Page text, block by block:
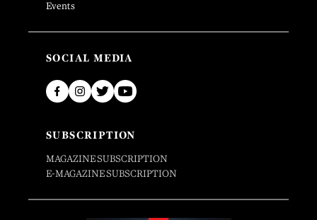
Events
SOCIAL MEDIA
SUBSCRIPTION
MAGAZINE SUBSCRIPTION
E-MAGAZINE SUBSCRIPTION